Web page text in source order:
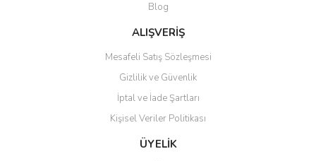
Blog
ALIŞVERİŞ
Mesafeli Satış Sözleşmesi
Gizlilik ve Güvenlik
İptal ve İade Şartları
Kişisel Veriler Politikası
ÜYELİK